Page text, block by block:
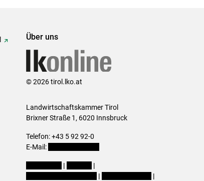
Über uns
© 2026 tirol.lko.at
Landwirtschaftskammer Tirol
Brixner Straße 1, 6020 Innsbruck
Telefon: +43 5 92 92-0
E-Mail:
|
|
| |